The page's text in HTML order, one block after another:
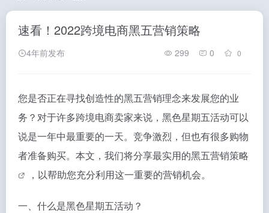
速看！2022跨境电商黑五营销策略
4年前发布 299 0 0
您是否正在寻找创造性的黑五营销理念来发展您的业
务？对于许多跨境电商卖家来说，黑色星期五活动可以
说是一年中最重要的一天。竞争激烈，但也有很多购物
者准备购买。本文，我们将分享最实用的黑五营销策略
，以帮助您充分利用这一重要的营销机会。
一、什么是黑色星期五活动？